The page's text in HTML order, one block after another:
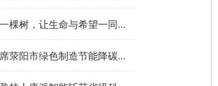
康派智能丨认养一棵树，让生命与希望一同生长
康派智能受邀出席荥阳市绿色制造节能降碳工作说明会并作主题分享